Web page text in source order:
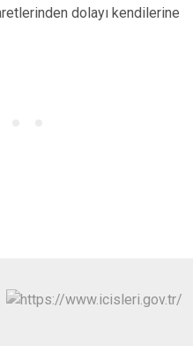
dolayı kendilerine